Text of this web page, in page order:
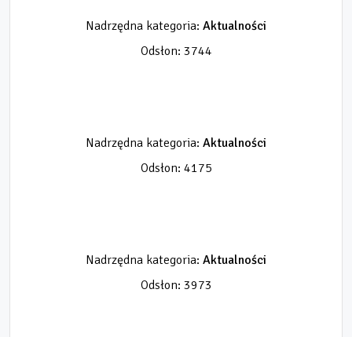
Nadrzędna kategoria: Aktualności
Odsłon: 3744
Nadrzędna kategoria: Aktualności
Odsłon: 4175
Nadrzędna kategoria: Aktualności
Odsłon: 3973